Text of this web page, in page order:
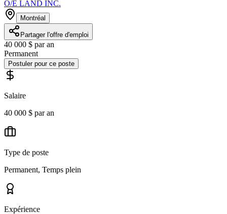
O/E LAND INC.
Montréal
Partager l'offre d'emploi
40 000 $ par an
Permanent
Postuler pour ce poste
Salaire
40 000 $ par an
Type de poste
Permanent, Temps plein
Expérience